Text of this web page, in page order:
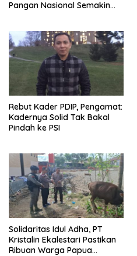
Pangan Nasional Semakin
Rebut Kader PDIP, Pengamat:
Kadernya Solid Tak Bakal
Pindah ke PSI
Solidaritas Idul Adha, PT
Kristalin Ekalestari Pastikan
Ribuan Warga Papua